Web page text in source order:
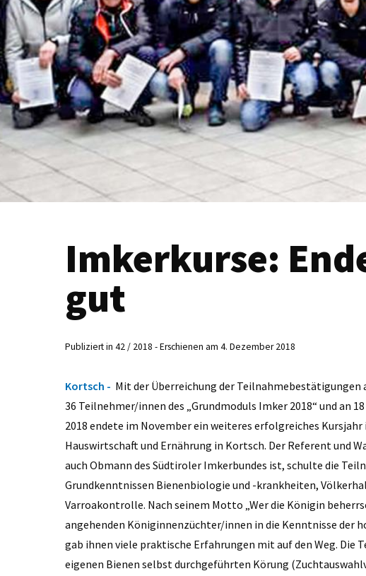
Imkerkurse:
gut
Publiziert in 42 / 2018 - Erschienen am 4. Dezember 2018
Kortsch - Mit der Überreichung der Teilnahmebestätigungen
36 Teilnehmer/innen des „Grundmoduls Imker 2018“ und an
2018 endete im November ein weiteres erfolgreiches
Hauswirtschaft und Ernährung in Kortsch. Der Referent und
auch Obmann des Südtiroler Imkerbundes ist, schulte die
Grundkenntnissen Bienenbiologie und -krankheiten,
Varroakontrolle. Nach seinem Motto „Wer die Königin
angehenden Königinnenzüchter/innen in die Kenntnisse der
gab ihnen viele praktische Erfahrungen mit auf den Weg. Die
eigenen Bienen selbst durchgeführten Körung